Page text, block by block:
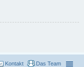
Das Team
Kontakt